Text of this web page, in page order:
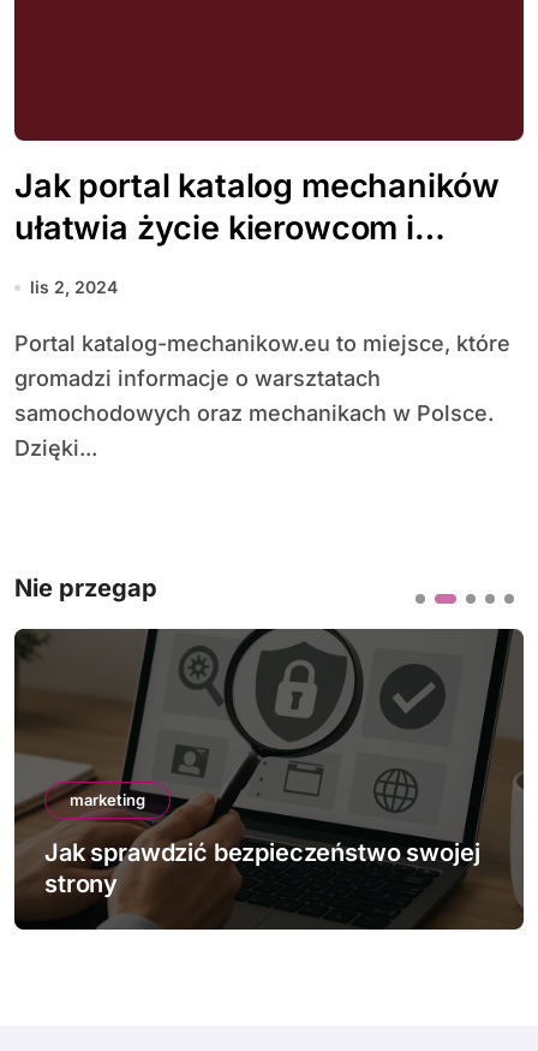
Jak portal katalog mechaników
ułatwia życie kierowcom i
właścicielom warsztatów
lis 2, 2024
Portal katalog-mechanikow.eu to miejsce, które
gromadzi informacje o warsztatach
samochodowych oraz mechanikach w Polsce.
Dzięki...
Nie przegap
marketing
Jak sprawdzić bezpieczeństwo swojej
strony